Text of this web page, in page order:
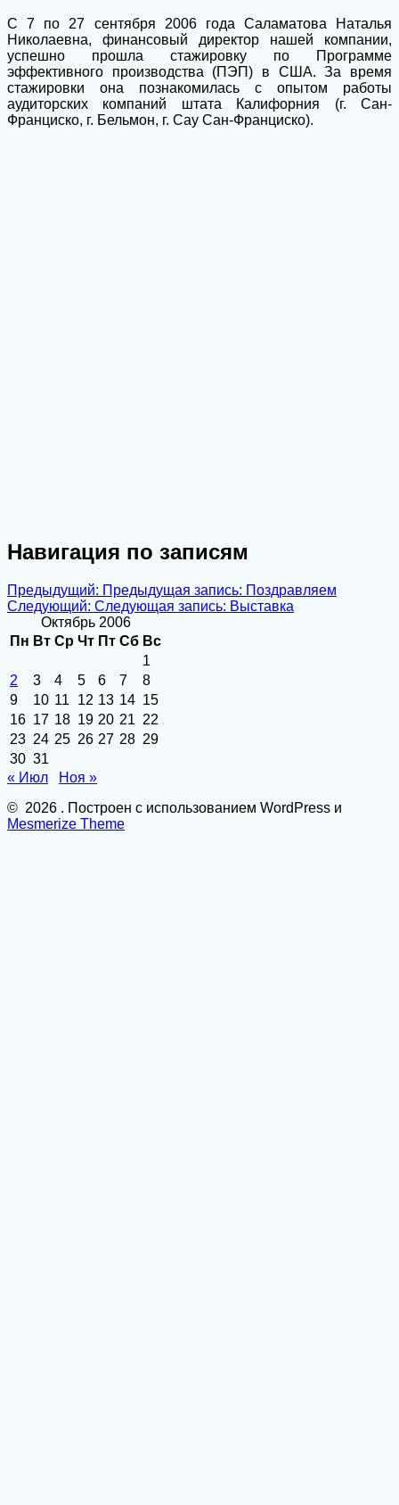
С 7 по 27 сентября 2006 года Саламатова Наталья
Николаевна, финансовый директор нашей компании,
успешно прошла стажировку по Программе
эффективного производства (ПЭП) в США. За время
стажировки она познакомилась с опытом работы
аудиторских компаний штата Калифорния (г. Сан-
Франциско, г. Бельмон, г. Сау Сан-Франциско).
Навигация по записям
Предыдущий: Предыдущая запись: Поздравляем
Следующий: Следующая запись: Выставка
Октябрь 2006
Пн Вт Ср Чт Пт Сб Вс
1
2
3 4 5 6 7
8
9
10 11 12 13 14 15
16 17 18 19 20 21 22
23 24 25 26 27 28 29
30 31
« Июл
Ноя »
© 2026 . Построен с использованием WordPress и
Mesmerize Theme